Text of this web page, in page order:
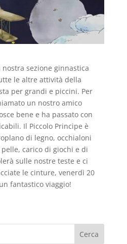
sezione ginnastica
le altre attività della
per grandi e piccini. Per
un nostro amico
bene e ha passato con
Il Piccolo Principe è
di legno, occhialoni
carico di giochi e di
sulle nostre teste e ci
le cinture, venerdì 20
fantastico viaggio!